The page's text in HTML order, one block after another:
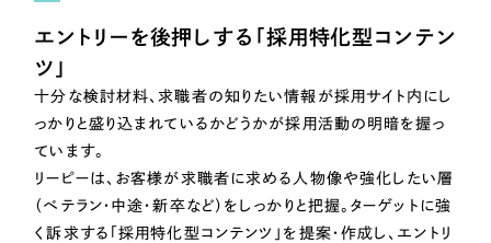
エントリーを後押しする「採用特化型コンテン
ツ」
十分な検討材料、求職者の知りたい情報が採用サイト内にし
っかりと盛り込まれているかどうかが採用活動の明暗を握っ
ています。
リーピーは、お客様が求職者に求める人物像や強化したい層
（ベテラン・中途・新卒など）をしっかりと把握。ターゲットに強
く訴求する「採用特化型コンテンツ」を提案・作成し、エントリ